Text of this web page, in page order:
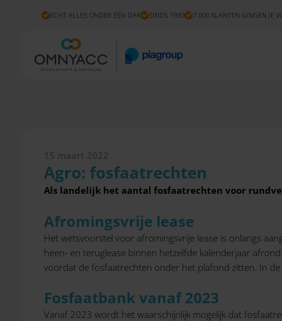
ECHT ALLES ONDER ÉÉN DAK SINDS 1930 7.000 KLANTEN GINGEN JE
15 maart 2022
Agro: fosfaatrechten
Als landelijk het aantal fosfaatrechten voor
Afromingsvrije lease
Het wetsvoorstel voor afromingsvrije lease is onlangs
heen- en teruglease binnen hetzelfde kalenderjaar
voordat de fosfaatrechten onder het plafond zitten. In
Fosfaatbank vanaf 2023
Vanaf 2023 wordt het waarschijnlijk mogelijk dat